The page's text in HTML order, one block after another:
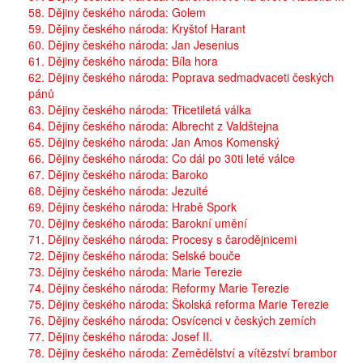
58. Dějiny českého národa: Golem
59. Dějiny českého národa: Kryštof Harant
60. Dějiny českého národa: Jan Jesenius
61. Dějiny českého národa: Bíla hora
62. Dějiny českého národa: Poprava sedmadvaceti českých
pánů
63. Dějiny českého národa: Třicetiletá válka
64. Dějiny českého národa: Albrecht z Valdštejna
65. Dějiny českého národa: Jan Amos Komenský
66. Dějiny českého národa: Co dál po 30ti leté válce
67. Dějiny českého národa: Baroko
68. Dějiny českého národa: Jezuité
69. Dějiny českého národa: Hrabě Spork
70. Dějiny českého národa: Barokní umění
71. Dějiny českého národa: Procesy s čarodějnicemi
72. Dějiny českého národa: Selské bouče
73. Dějiny českého národa: Marie Terezie
74. Dějiny českého národa: Reformy Marie Terezie
75. Dějiny českého národa: Školská reforma Marie Terezie
76. Dějiny českého národa: Osvícenci v českých zemích
77. Dějiny českého národa: Josef II.
78. Dějiny českého národa: Zemědělství a vítězství brambor